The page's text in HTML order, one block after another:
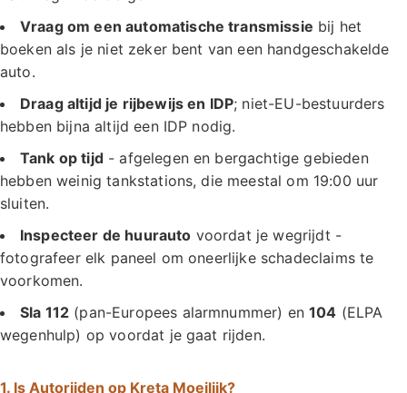
Vraag om een automatische transmissie bij het
boeken als je niet zeker bent van een handgeschakelde
auto.
Draag altijd je rijbewijs en IDP; niet-EU-bestuurders
hebben bijna altijd een IDP nodig.
Tank op tijd- afgelegen en bergachtige gebieden
hebben weinig tankstations, die meestal om 19:00 uur
sluiten.
Inspecteer de huurauto voordat je wegrijdt -
fotografeer elk paneel om oneerlijke schadeclaims te
voorkomen.
Sla 112 (pan-Europees alarmnummer) en104 (ELPA
wegenhulp) op voordat je gaat rijden.
1. Is Autorijden op Kreta Moeilijk?